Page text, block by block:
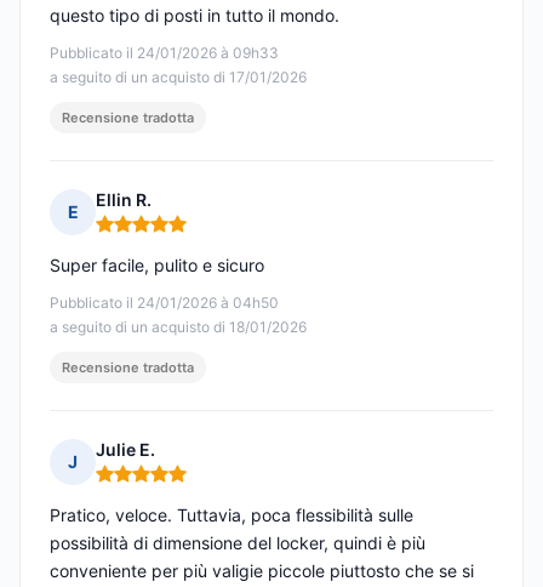
Pubblicato il 24/01/2026 à 09h33
a seguito di un acquisto di 17/01/2026
questo tipo di posti in tutto il mondo.
Recensione tradotta
E
Ellin R.
Nota: 5 su 5
Pubblicato il 24/01/2026 à 04h50
a seguito di un acquisto di 18/01/2026
Super facile, pulito e sicuro
Recensione tradotta
J
Julie E.
Nota: 5 su 5
Pratico, veloce. Tuttavia, poca flessibilità sulle
possibilità di dimensione del locker, quindi è più
conveniente per più valigie piccole piuttosto che se si